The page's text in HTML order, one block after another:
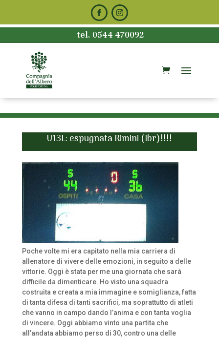
tel. 0544 470092
U13L: espugnata Rimini (Ibr)!!!!
Poche volte mi era capitato nella mia carriera di
allenatore di vivere delle emozioni, in seguito a delle
vittorie. Oggi è stata per me una giornata che sarà
difficile da dimenticare. Ho visto una squadra
costruita e creata a mia immagine e somiglianza, fatta
di tanta difesa di tanti sacrifici, ma soprattutto di atleti
che vanno in campo dando l’anima e con tanta voglia
di vincere. Oggi abbiamo vinto una partita che
all’andata abbiamo perso di 30, contro una delle